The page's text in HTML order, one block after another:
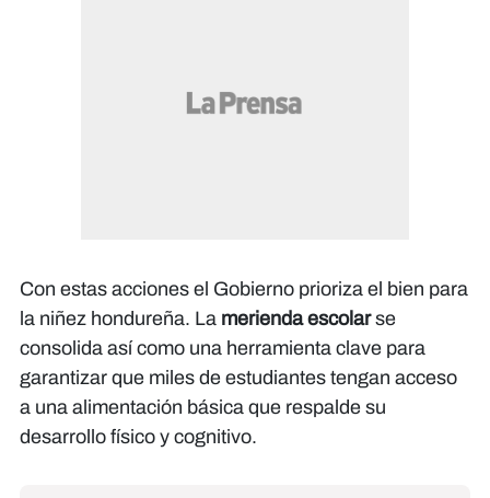
Con estas acciones el Gobierno prioriza el bien para
la niñez hondureña. La merienda escolarse
consolida así como una herramienta clave para
garantizar que miles de estudiantes tengan acceso
a una alimentación básica que respalde su
desarrollo físico y cognitivo.